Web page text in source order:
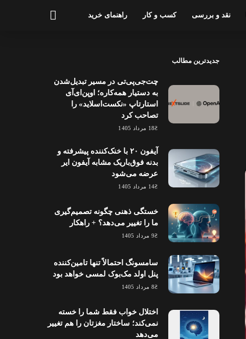
نقد و بررسی کسب و کار راهنمای خرید
جدیدترین مطالب
چت‌جی‌پی‌تی در مسیر تبدیل‌شدن
به دستیار همه‌کاره؛ اوپن‌ای‌آی
استارتاپ «نکست‌اسلاید» را
تصاحب کرد
18 مرداد 1405
آیفون ۲۰ با خنک‌کننده پیشرفته و
بدنه فوق‌باریک مشابه آیفون ایر
عرضه می‌شود
14 مرداد 1405
خستگی ذهنی چگونه تصمیم‌گیری
ما را تغییر می‌دهد؟ + راهکار
9 مرداد 1405
سامسونگ احتمالاً تنها تامین‌کننده
پنل اولد مک‌بوک لمسی خواهد بود
8 مرداد 1405
اختلال خواب فقط شما را خسته
نمی‌کند؛ ساختار مغزتان را هم تغییر
می‌دهد